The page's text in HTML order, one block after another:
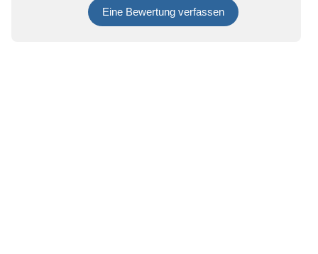
Eine Bewertung verfassen